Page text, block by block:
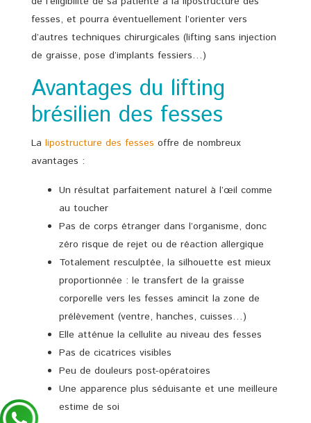
fesses, et pourra éventuellement l’orienter vers
d’autres techniques chirurgicales (lifting sans injection
de graisse, pose d’implants fessiers…)
Avantages du lifting
brésilien des fesses
La lipostructure des fesses offre de nombreux
avantages :
Un résultat parfaitement naturel à l’œil comme
au toucher
Pas de corps étranger dans l’organisme, donc
zéro risque de rejet ou de réaction allergique
Totalement resculptée, la silhouette est mieux
proportionnée : le transfert de la graisse
corporelle vers les fesses amincit la zone de
prélèvement (ventre, hanches, cuisses…)
Elle atténue la cellulite au niveau des fesses
Pas de cicatrices visibles
Peu de douleurs post-opératoires
Une apparence plus séduisante et une meilleure
estime de soi